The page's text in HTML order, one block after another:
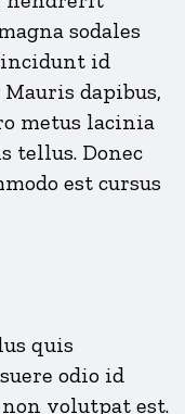
sodales
id
dapibus,
metus lacinia
tellus. Donec
est cursus
quis
odio id
volutpat est.